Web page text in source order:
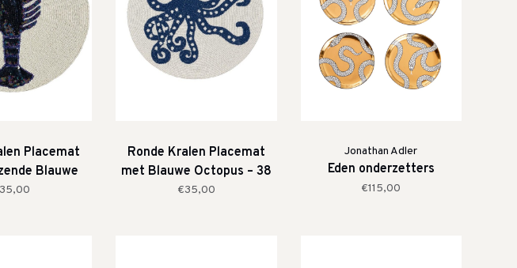
Placemat
Blauwe
– 38 cm
Ronde Kralen Placemat
met Blauwe Octopus – 38
cm
€35,00
Jonathan Adler
Eden onderzetters
€115,00